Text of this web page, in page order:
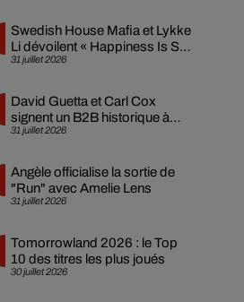
31 juillet 2026
Swedish House Mafia et Lykke
Li dévoilent « Happiness Is So
Sad »
31 juillet 2026
David Guetta et Carl Cox
signent un B2B historique à
Ibiza
31 juillet 2026
Angèle officialise la sortie de
"Run" avec Amelie Lens
30 juillet 2026
Tomorrowland 2026 : le Top
10 des titres les plus joués